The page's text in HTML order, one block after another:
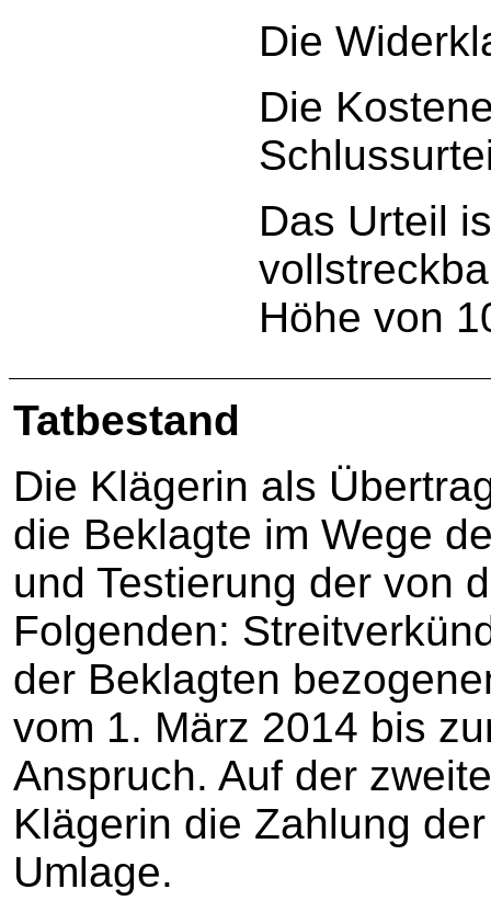
Die
Die
Das Urteil
Höhe von
Tatbestand
Die Klägerin als
die Beklagte im Wege
und Testierung der von
Folgenden:
der Beklagten
vom 1. März 2014 bis
Anspruch. Auf der
Klägerin die Zahlung
Umlage.